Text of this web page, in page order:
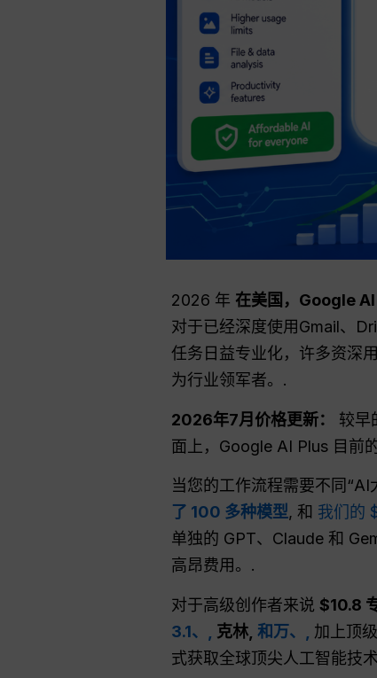
2026 年 在美国，Google
对于已经深度使用Gmail、
任务日益专业化，许多资深
为行业领军者。.
2026年7月价格更新：
较早
面上，Google AI Plus 目前
当您的工作流程需要不同
了 100 多种模型, 和 我们的
单独的 GPT、Claude 和
高昂费用。.
对于高级创作者来说 $10.8
3.1、,
克林, 和万、, 加上顶
式获取全球顶尖人工智能技